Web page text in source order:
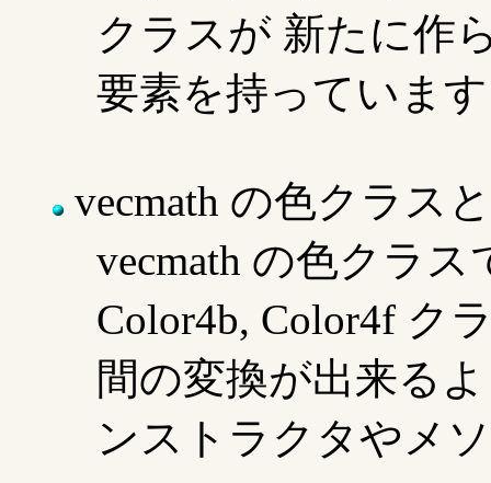
クラスが 新たに作
要素を持っていま
vecmath の色クラス
vecmath の色クラス
Color4b, Color4f ク
間の変換が出来る
ンストラクタやメ